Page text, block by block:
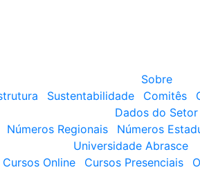
Sobre
Sustentabilidade Comitês
Dados do Setor
Números Regionais Números
Universidade Abrasce
Cursos Online Cursos Presenciais